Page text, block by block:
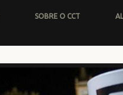
SOBRE O CCT